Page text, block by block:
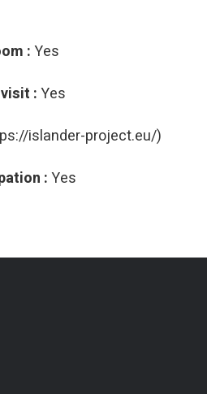
:Yes
:Yes
islander-project.eu/)
:Yes